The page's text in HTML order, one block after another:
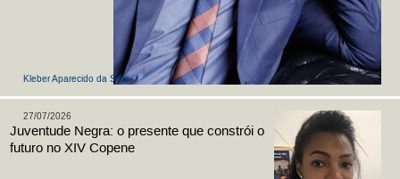
Kleber Aparecido da Silva
27/07/2026
Juventude Negra: o presente que constrói o
futuro no XIV Copene